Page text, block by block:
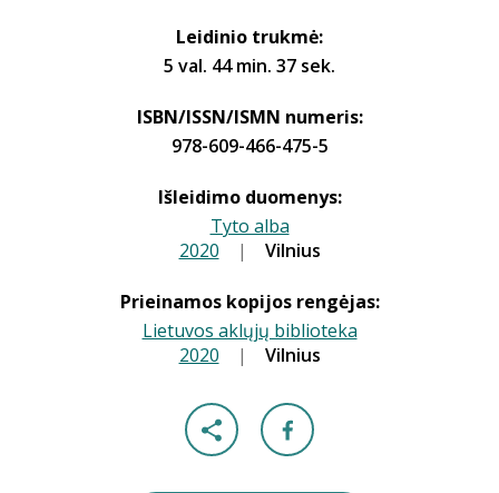
Leidinio trukmė:
5 val. 44 min. 37 sek.
ISBN/ISSN/ISMN numeris:
978-609-466-475-5
Išleidimo duomenys:
Tyto alba
2020 | Vilnius
Prieinamos kopijos rengėjas:
Lietuvos aklųjų biblioteka
2020 | Vilnius